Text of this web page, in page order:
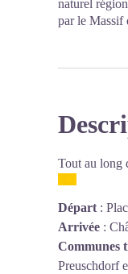
naturel
par le Massif
Tout au long
Départ :
Arrivée :
Communes
Preuschdorf